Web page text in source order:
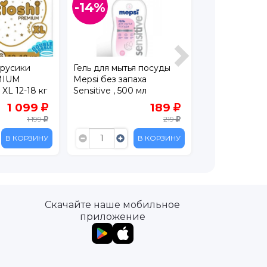
12-18 кг
1 099
1 199
В КОРЗИНУ
-14%
Гель для мытья посуды
Mepsi без запаха
Sensitive , 500 мл
189
219
В КОРЗИНУ
Скачайте наше мобильное
приложение